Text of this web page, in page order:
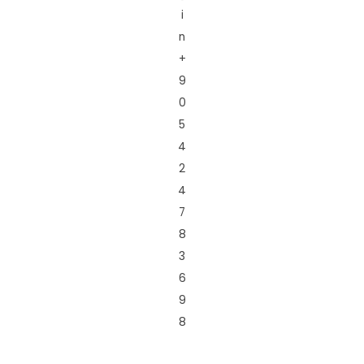
i
n
+
9
0
5
4
2
4
7
8
3
6
9
8